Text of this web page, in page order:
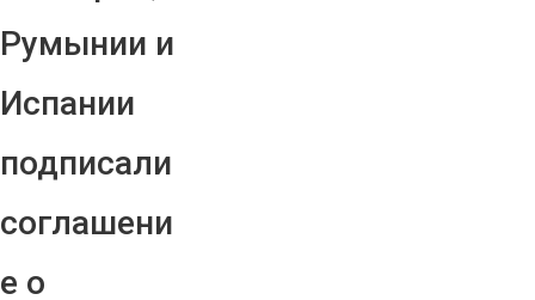
Румынии и
Испании
подписали
соглашени
е о